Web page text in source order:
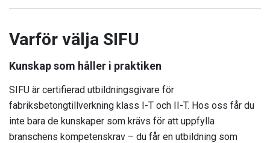
Varför välja SIFU
Kunskap som håller i praktiken
SIFU är certifierad utbildningsgivare för
fabriksbetongtillverkning klass I-T och II-T. Hos oss får du
inte bara de kunskaper som krävs för att uppfylla
branschens kompetenskrav – du får en utbildning som